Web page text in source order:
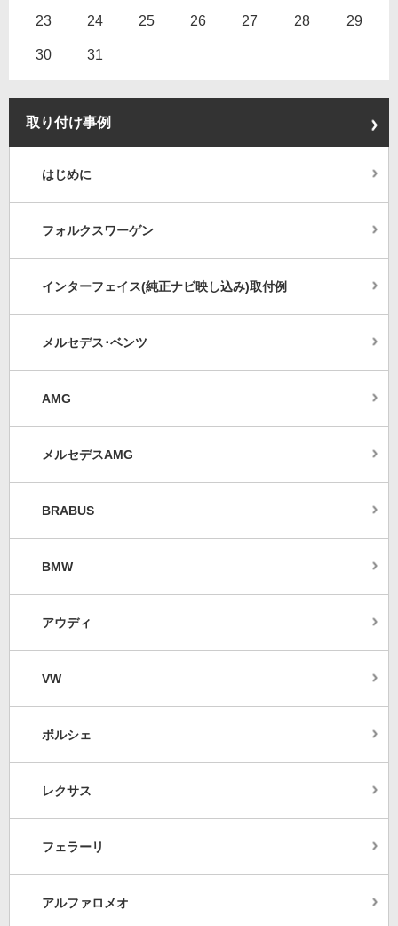
23 24 25 26 27 28 29
30 31
取り付け事例
はじめに
フォルクスワーゲン
インターフェイス(純正ナビ映し込み)取付例
メルセデス･ベンツ
AMG
メルセデスAMG
BRABUS
BMW
アウディ
VW
ポルシェ
レクサス
フェラーリ
アルファロメオ